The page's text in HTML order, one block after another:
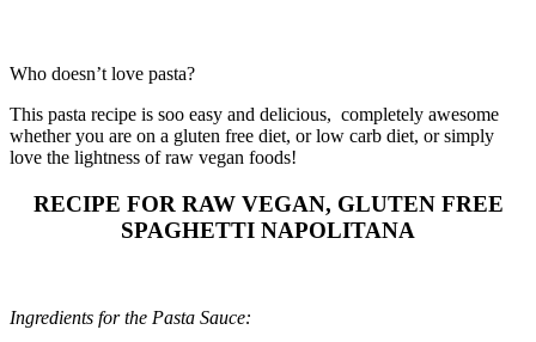
Who doesn’t love pasta?
This pasta recipe is soo easy and delicious, completely awesome
whether you are on a gluten free diet, or low carb diet, or simply
love the lightness of raw vegan foods!
RECIPE FOR RAW VEGAN, GLUTEN FREE
SPAGHETTI NAPOLITANA
Ingredients for the Pasta Sauce: